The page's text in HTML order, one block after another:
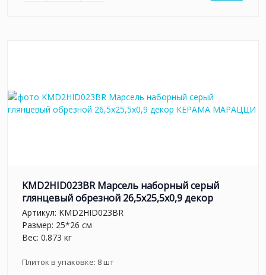
KMD2HID023BR Марсель наборный серый
глянцевый обрезной 26,5x25,5x0,9 декор
Артикул: KMD2HID023BR
Размер: 25*26 см
Вес: 0.873 кг
Плиток в упаковке: 8шт